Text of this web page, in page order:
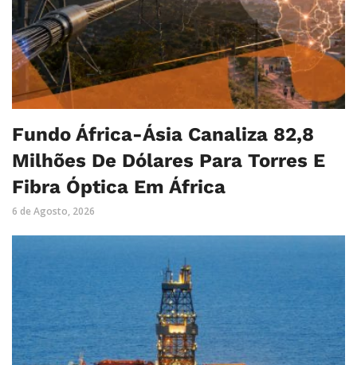
Fundo África-Ásia Canaliza 82,8
Milhões De Dólares Para Torres E
Fibra Óptica Em África
6 de Agosto, 2026